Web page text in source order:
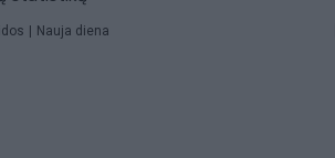
| Nauja diena